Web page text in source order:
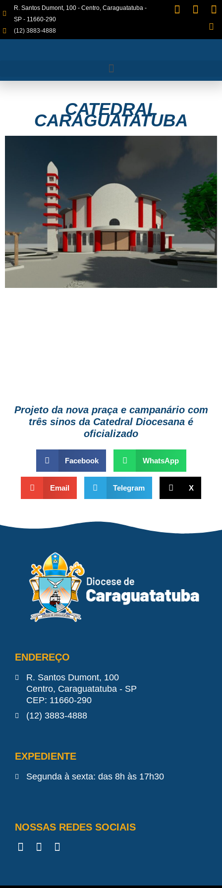
R. Santos Dumont, 100 - Centro, Caraguatatuba -
SP - 11660-290
(12) 3883-4888
CATEDRAL
CARAGUATATUBA
Projeto da nova praça e campanário com
três sinos da Catedral Diocesana é
oficializado
Facebook WhatsApp
Email Telegram X
ENDEREÇO
R. Santos Dumont, 100
Centro, Caraguatatuba - SP
CEP: 11660-290
(12) 3883-4888
EXPEDIENTE
Segunda à sexta: das 8h às 17h30
NOSSAS REDES SOCIAIS